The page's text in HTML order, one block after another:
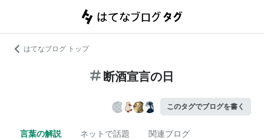
はてなブログ トップ
断酒宣言の日
このタグでブログを書く
言葉の解説 ネットで話題 関連ブログ